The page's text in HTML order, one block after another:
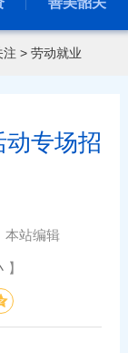
注 > 劳动就业
专场招
本站编辑
】